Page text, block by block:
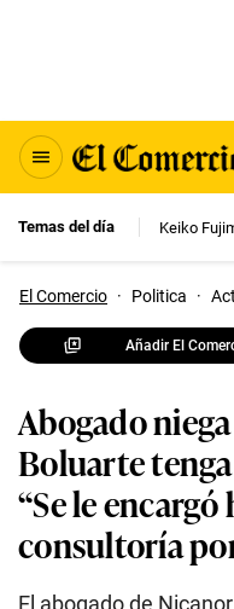
Temas del día Keiko
El Comercio · Politica ·
Añadir El
Abogado
Boluarte
“Se le
consultoría
El abogado de